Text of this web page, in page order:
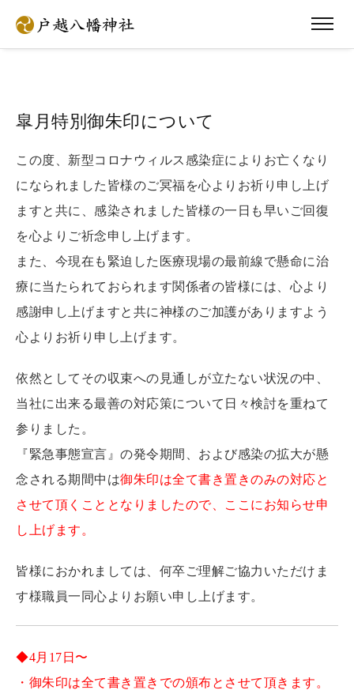
皐月特別御朱印について
この度、新型コロナウィルス感染症によりお亡くなり
になられました皆様のご冥福を心よりお祈り申し上げ
ますと共に、感染されました皆様の一日も早いご回復
を心よりご祈念申し上げます。
また、今現在も緊迫した医療現場の最前線で懸命に治
療に当たられておられます関係者の皆様には、心より
感謝申し上げますと共に神様のご加護がありますよう
心よりお祈り申し上げます。
依然としてその収束への見通しが立たない状況の中、
当社に出来る最善の対応策について日々検討を重ねて
参りました。
『緊急事態宣言』の発令期間、および感染の拡大が懸
念される期間中は御朱印は全て書き置きのみの対応と
させて頂くこととなりましたので、ここにお知らせ申
し上げます。
皆様におかれましては、何卒ご理解ご協力いただけま
す様職員一同心よりお願い申し上げます。
◆4月17日〜
・御朱印は全て書き置きでの頒布とさせて頂きます。